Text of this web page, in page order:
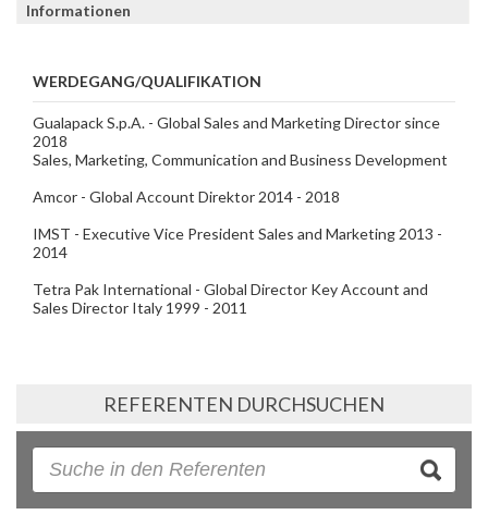
Informationen
WERDEGANG/QUALIFIKATION
Gualapack S.p.A. - Global Sales and Marketing Director since
2018
Sales, Marketing, Communication and Business Development
Amcor - Global Account Direktor 2014 - 2018
IMST - Executive Vice President Sales and Marketing 2013 -
2014
Tetra Pak International - Global Director Key Account and
Sales Director Italy 1999 - 2011
REFERENTEN DURCHSUCHEN